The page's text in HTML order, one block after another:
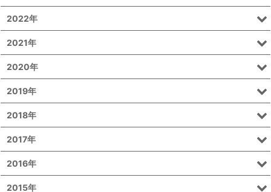
2022年
2021年
2020年
2019年
2018年
2017年
2016年
2015年